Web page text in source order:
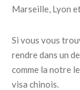
Marseille, Lyon
Si vous vous
rendre dans un
comme la notre
visa chinois.